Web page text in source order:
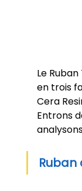
Le
en trois
Cera
Entrons
Ruban